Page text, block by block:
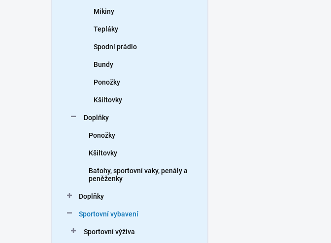
Mikiny
Tepláky
Spodní prádlo
Bundy
Ponožky
Kšiltovky
Doplňky
Ponožky
Kšiltovky
Batohy, sportovní vaky, penály a
peněženky
Doplňky
Sportovní vybavení
Sportovní výživa